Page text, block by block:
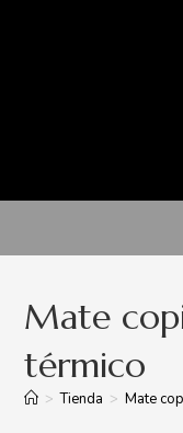
Mate
térmico
> Tienda > Mate